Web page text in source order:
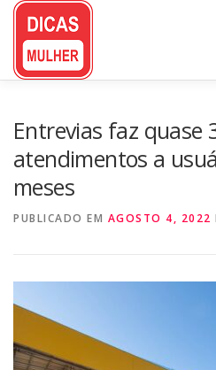
Pular
conteúdo
Entrevias faz quase
atendimentos a
meses
PUBLICADO EM AGOSTO 4, 2022